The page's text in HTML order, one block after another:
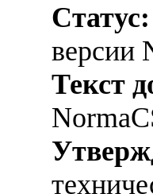
Статус:
версии
Текст